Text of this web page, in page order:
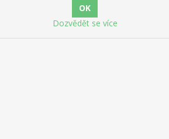
Dozvědět se více